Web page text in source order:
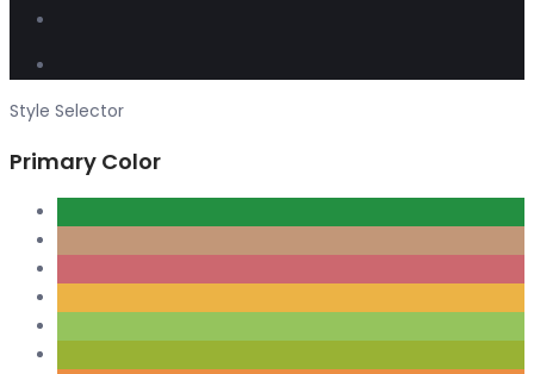
Style Selector
Primary Color